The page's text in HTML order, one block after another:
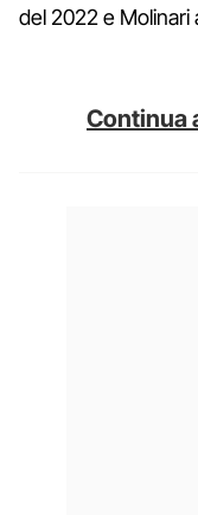
del 2022 e
Continua